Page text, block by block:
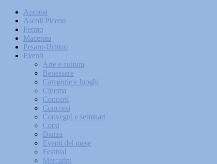
Ancona
Ascoli Piceno
Fermo
Macerata
Pesaro-Urbino
Eventi
Arte e cultura
Benessere
Categorie e luoghi
Cinema
Concerti
Concorsi
Convegni e seminari
Corsi
Danza
Eventi del mese
Festival
Mercatini